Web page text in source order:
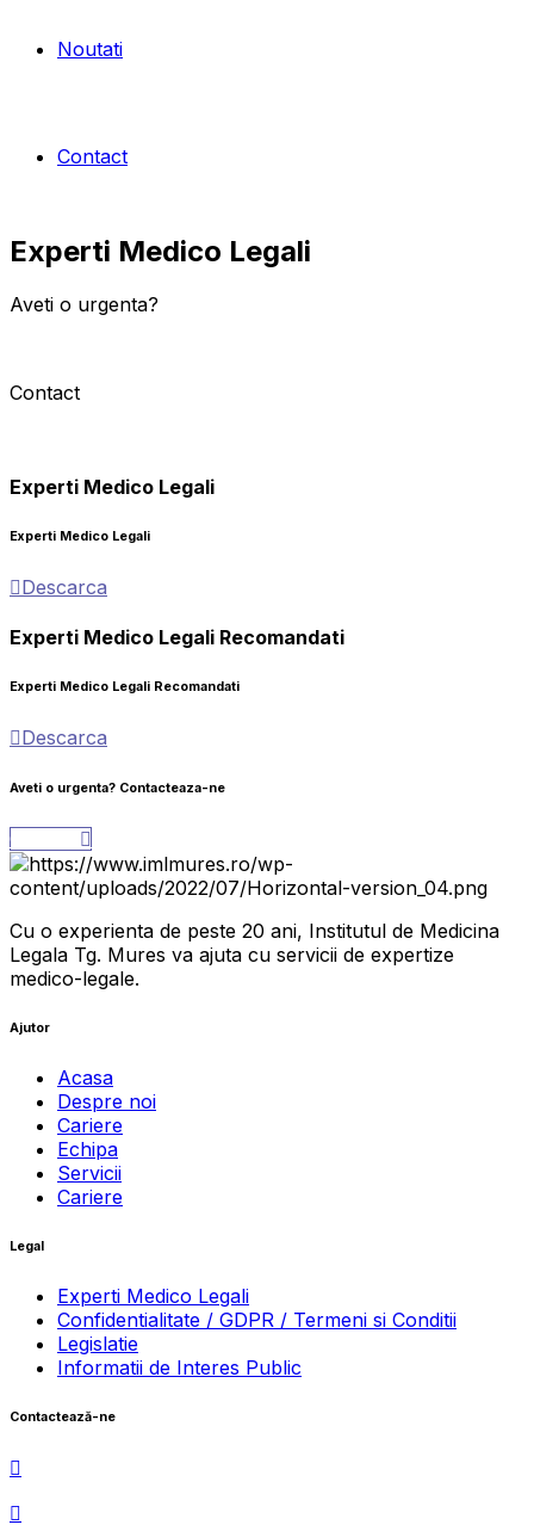
Noutati
Contact
Experti Medico Legali
Aveti o urgenta?
Contact
Experti Medico Legali
Experti Medico Legali
Descarca
Experti Medico Legali Recomandati
Experti Medico Legali Recomandati
Descarca
Aveti o urgenta? Contacteaza-ne
Contact
Cu o experienta de peste 20 ani, Institutul de Medicina
Legala Tg. Mures va ajuta cu servicii de expertize
medico-legale.
Ajutor
Acasa
Despre noi
Cariere
Echipa
Servicii
Cariere
Legal
Experti Medico Legali
Confidentialitate / GDPR / Termeni si Conditii
Legislatie
Informatii de Interes Public
Contactează-ne